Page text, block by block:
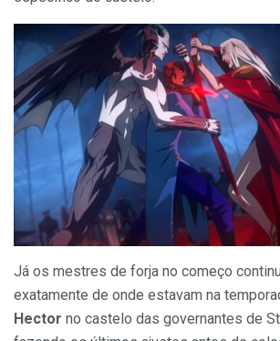
Já os mestres de forja no começo
exatamente de onde estavam na
Hector no castelo das governantes de